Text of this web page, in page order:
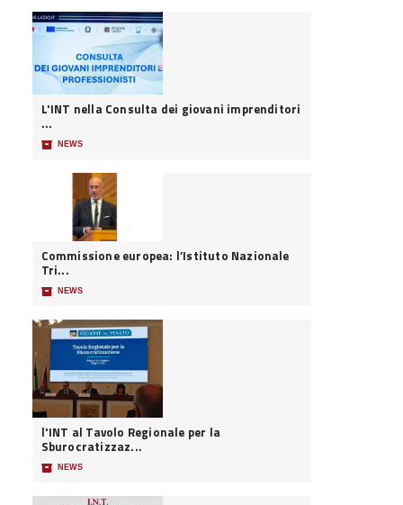
L'INT nella Consulta dei giovani imprenditori
...
📦 NEWS
Commissione europea: l’Istituto Nazionale
Tri...
📦 NEWS
l'INT al Tavolo Regionale per la
Sburocratizzaz...
📦 NEWS